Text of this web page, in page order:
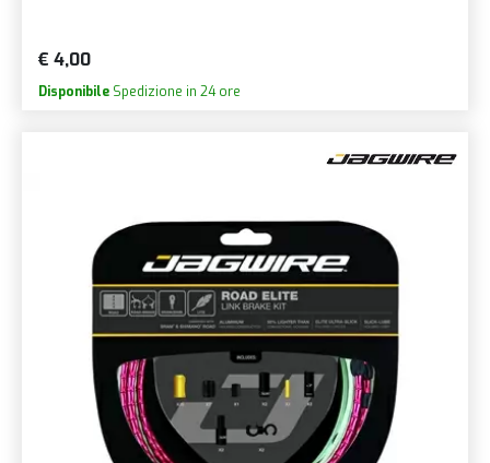
€ 4,00
Disponibile Spedizione in 24 ore